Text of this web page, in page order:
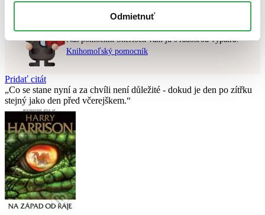
Odmietnuť
Náš pomocník Sherlock vám ju s radosťou vypátra!
Knihomoľský pomocník
Pridať citát
Co se stane nyní a za chvíli není důležité - dokud je den po zítřku
stejný jako den před včerejškem.